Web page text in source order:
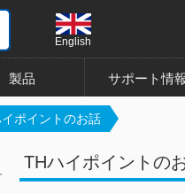
English
製品 サポート情
ポイントのお話
THハイポイントの